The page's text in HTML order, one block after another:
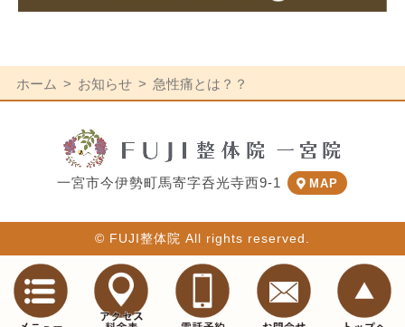
ホーム お知らせ 急性痛とは？？
一宮市今伊勢町馬寄字呑光寺西9-1 MAP
© FUJI整体院 All rights reserved.